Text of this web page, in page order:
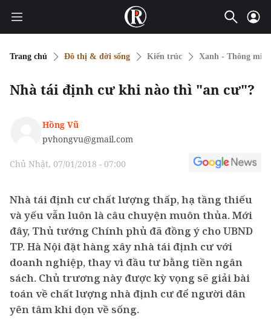
Trang chủ Đô thị & đời sống Kiến trúc Xanh - Thông
Nhà tái định cư khi nào thì "an cư"?
Hồng Vũ
pvhongvu@gmail.com
Chủ Nhật, 07/01/2018 - 07:00
Nhà tái định cư chất lượng thấp, hạ tầng thiếu
và yếu vẫn luôn là câu chuyện muôn thủa. Mới
đây, Thủ tướng Chính phủ đã đồng ý cho UBND
TP. Hà Nội đặt hàng xây nhà tái định cư với
doanh nghiệp, thay vì đầu tư bằng tiền ngân
sách. Chủ trương này được kỳ vọng sẽ giải bài
toán về chất lượng nhà định cư để người dân
yên tâm khi dọn về sống.